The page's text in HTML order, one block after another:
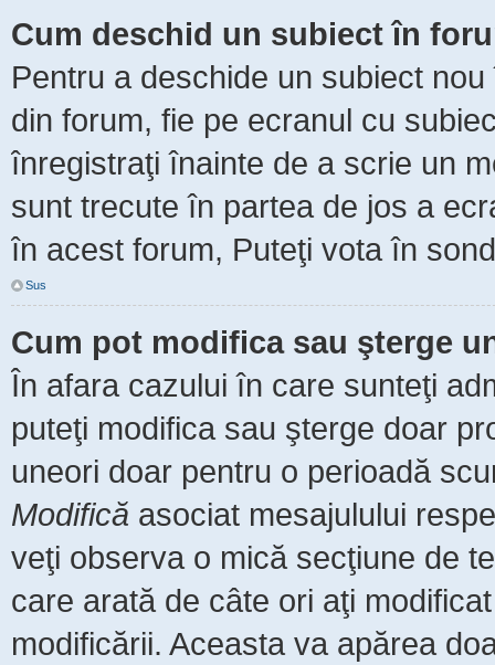
Cum deschid un subiect în
Pentru a deschide un subiect
din forum, fie pe ecranul cu
înregistraţi înainte de a scrie un
sunt trecute în partea de jos a
în acest forum, Puteţi vota în
Sus
Cum pot modifica sau şterge
În afara cazului în care sunteţi
puteţi modifica sau şterge doar
uneori doar pentru o perioadă
Modifică asociat mesajulului
veţi observa o mică secţiune de
care arată de câte ori aţi
modificării. Aceasta va apărea